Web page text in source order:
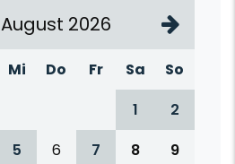
August 2026
Mi Do Fr Sa
So
1
2
5 6 7 8
9